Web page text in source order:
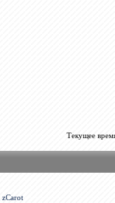
Текущее
zCarot